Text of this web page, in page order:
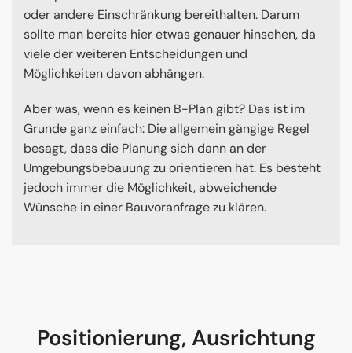
oder andere Einschränkung bereithalten. Darum
sollte man bereits hier etwas genauer hinsehen, da
viele der weiteren Entscheidungen und
Möglichkeiten davon abhängen.
Aber was, wenn es keinen B-Plan gibt? Das ist im
Grunde ganz einfach: Die allgemein gängige Regel
besagt, dass die Planung sich dann an der
Umgebungsbebauung zu orientieren hat. Es besteht
jedoch immer die Möglichkeit, abweichende
Wünsche in einer Bauvoranfrage zu klären.
Positionierung, Ausrichtung